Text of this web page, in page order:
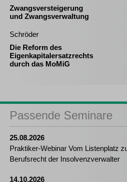
Zwangsversteigerung
und Zwangsverwaltung
Schröder
Die Reform des
Eigenkapitalersatzrechts
durch das MoMiG
Passende Seminare
25.08.2026
Praktiker-Webinar Vom Listenplatz
Berufsrecht der Insolvenzverwalter
14.10.2026